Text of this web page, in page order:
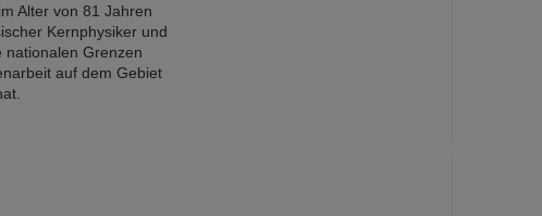
Alter von 81 Jahren
Kernphysiker und
nationalen Grenzen
auf dem Gebiet